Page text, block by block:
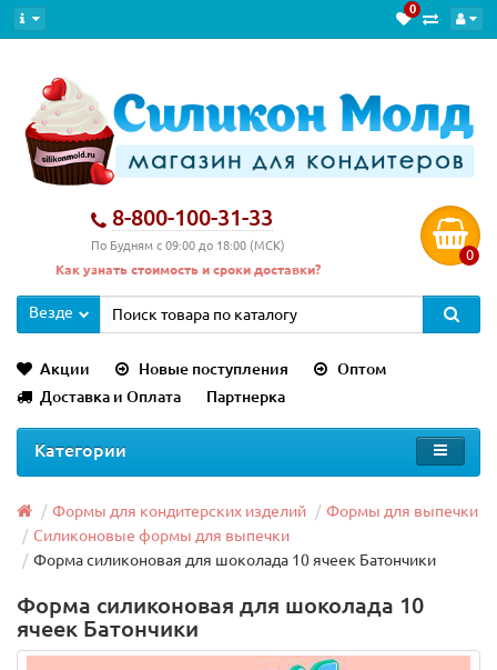
0
8-800-100-31-33
По Будням с 09:00 до 18:00 (МСК)
Как узнать стоимость и сроки доставки?
0
Везде
Акции Новые поступления
Оптом
Доставка и Оплата
Партнерка
Категории
Формы для кондитерских изделий
Формы для выпечки
Силиконовые формы для выпечки
Форма силиконовая для шоколада 10 ячеек Батончики
Форма силиконовая для шоколада 10
ячеек Батончики